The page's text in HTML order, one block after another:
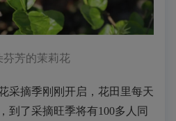
芬芳的茉莉花
采摘季刚刚开启，花田里每天
到了采摘旺季将有100多人同